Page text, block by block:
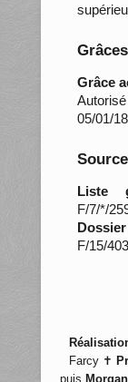
Grâce
05/01/
Liste
F/7/*/
F/15/
Farcy ✝
puis